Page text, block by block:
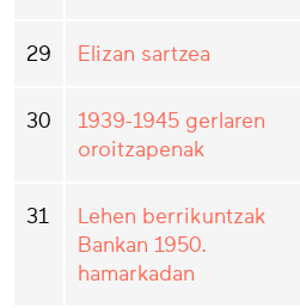
29 Elizan sartzea
30
1939-1945 gerlaren
oroitzapenak
31
Lehen berrikuntzak
Bankan 1950.
hamarkadan